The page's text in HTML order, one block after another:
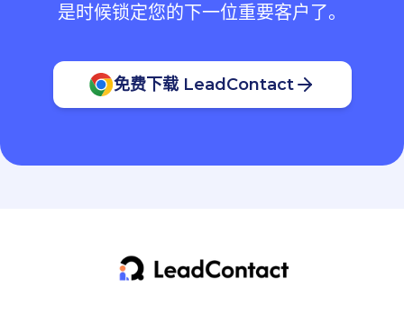
是时候锁定您的下一位重要客户了。
免费下载 LeadContact